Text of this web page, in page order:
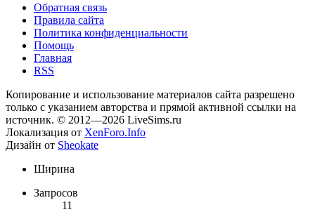
Обратная связь
Правила сайта
Политика конфиденциальности
Помощь
Главная
RSS
Копирование и использование материалов сайта разрешено
только с указанием авторства и прямой активной ссылки на
источник. © 2012—2026 LiveSims.ru
Локализация от XenForo.Info
Дизайн от Sheokate
Ширина
Запросов
11